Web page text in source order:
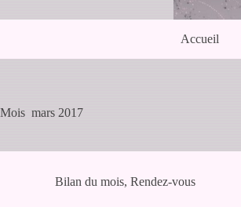
Accueil
Mois mars 2017
Bilan du mois, Rendez-vous